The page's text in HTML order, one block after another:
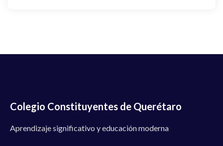
Colegio Constituyentes de Querétaro
Aprendizaje significativo y educación moderna